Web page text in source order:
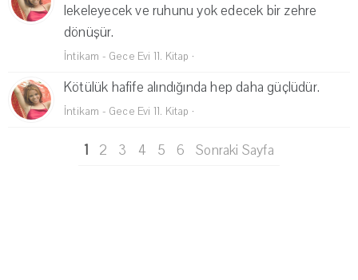
lekeleyecek ve ruhunu yok edecek bir zehre
dönüşür.
İntikam - Gece Evi 11. Kitap ·
Kötülük hafife alındığında hep daha güçlüdür.
İntikam - Gece Evi 11. Kitap ·
1 2 3 4 5 6 Sonraki Sayfa